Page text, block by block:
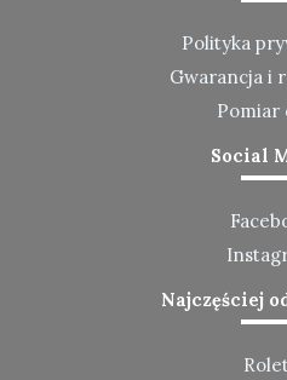
Polityka
Gwarancja i
Pomiar
Social
Najczęściej